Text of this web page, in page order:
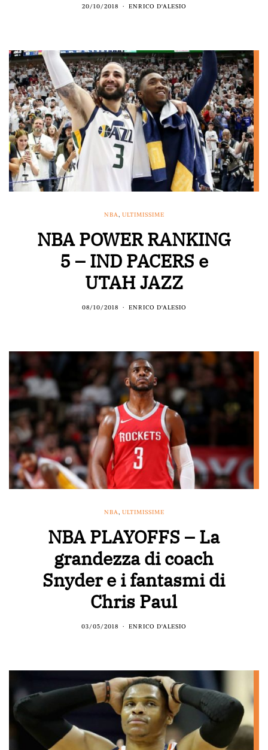
20/10/2018 ENRICO D'ALESIO
NBA, ULTIMISSIME
NBA POWER RANKING
5 – IND PACERS e
UTAH JAZZ
08/10/2018 ENRICO D'ALESIO
NBA, ULTIMISSIME
NBA PLAYOFFS – La
grandezza di coach
Snyder e i fantasmi di
Chris Paul
03/05/2018 ENRICO D'ALESIO